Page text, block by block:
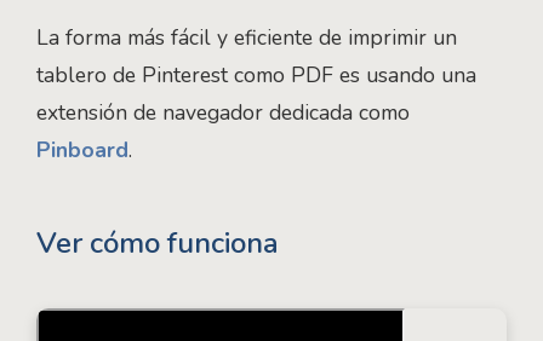
La forma más fácil y eficiente de imprimir un
tablero de Pinterest como PDF es usando una
extensión de navegador dedicada como
Pinboard.
Ver cómo funciona